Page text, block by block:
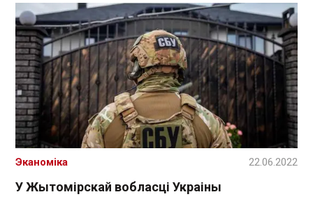
У Жытомірскай вобласці Украіны
Эканоміка 22.06.2022